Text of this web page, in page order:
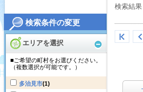
検索条件の変更
エリアを選択
■ご希望の町村をお選びください。
（複数選択が可能です。）
多治見市(1)
検索結